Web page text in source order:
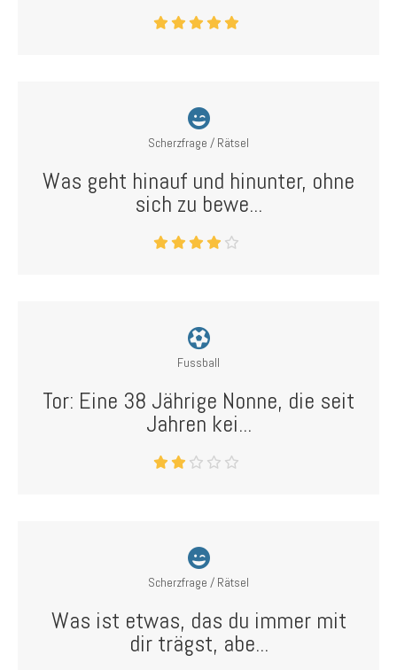
Scherzfrage / Rätsel
Was geht hinauf und hinunter, ohne
sich zu bewe...
Fussball
Tor: Eine 38 Jährige Nonne, die seit
Jahren kei...
Scherzfrage / Rätsel
Was ist etwas, das du immer mit
dir trägst, abe...